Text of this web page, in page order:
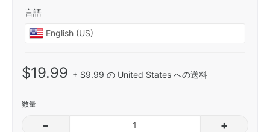
言語
$19.99 + $9.99 の United States への送料
数量
– +